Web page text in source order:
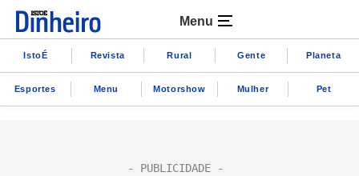
Menu
IstoÉ Revista Rural Gente Planeta
Esportes Menu Motorshow Mulher Pet